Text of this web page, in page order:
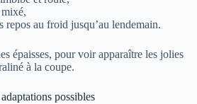
repos au froid jusqu’au lendemain.
épaisses, pour voir apparaître les jolies
à la coupe.
possibles